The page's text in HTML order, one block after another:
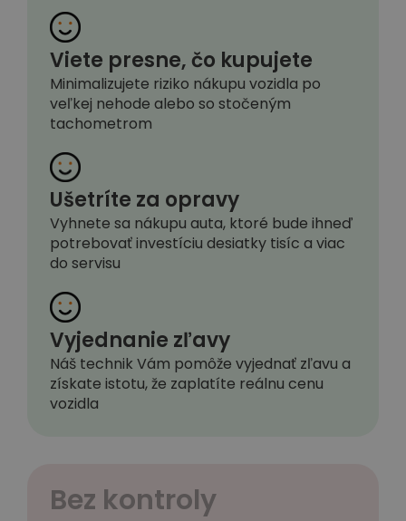
Viete presne, čo kupujete
Minimalizujete riziko nákupu vozidla po
veľkej nehode alebo so stočeným
tachometrom
Ušetríte za opravy
Vyhnete sa nákupu auta, ktoré bude ihneď
potrebovať investíciu desiatky tisíc a viac
do servisu
Vyjednanie zľavy
Náš technik Vám pomôže vyjednať zľavu a
získate istotu, že zaplatíte reálnu cenu
vozidla
Bez kontroly